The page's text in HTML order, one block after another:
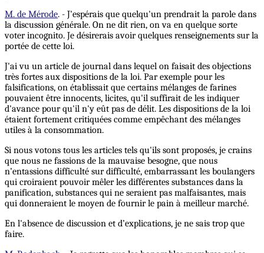
M. de Mérode. - J'espérais que quelqu'un prendrait la parole dans
la discussion générale. On ne dit rien, on va en quelque sorte
voter incognito. Je désirerais avoir quelques renseignements sur la
portée de cette loi.
J'ai vu un article de journal dans lequel on faisait des objections
très fortes aux dispositions de la loi. Par exemple pour les
falsifications, on établissait que certains mélanges de farines
pouvaient être innocents, licites, qu'il suffirait de les indiquer
d'avance pour qu'il n'y eût pas de délit. Les dispositions de la loi
étaient fortement critiquées comme empêchant des mélanges
utiles à la consommation.
Si nous votons tous les articles tels qu'ils sont proposés, je crains
que nous ne fassions de la mauvaise besogne, que nous
n’entassions difficulté sur difficulté, embarrassant les boulangers
qui croiraient pouvoir mêler les différentes substances dans la
panification, substances qui ne seraient pas malfaisantes, mais
qui donneraient le moyen de fournir le pain à meilleur marché.
En l'absence de discussion et d’explications, je ne sais trop que
faire.